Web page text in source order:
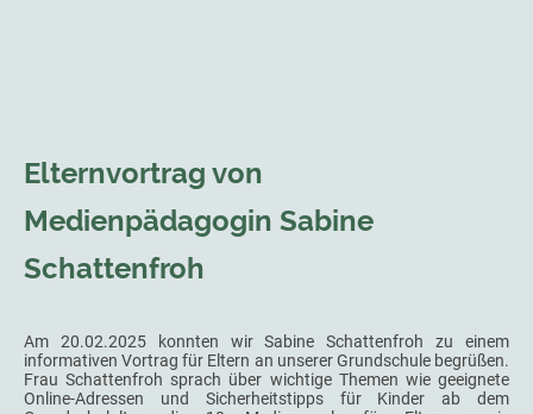
Elternvortrag von
Medienpädagogin Sabine
Schattenfroh
Am 20.02.2025 konnten wir Sabine Schattenfroh zu einem
informativen Vortrag für Eltern an unserer Grundschule begrüßen.
Frau Schattenfroh sprach über wichtige Themen wie geeignete
Online-Adressen und Sicherheitstipps für Kinder ab dem